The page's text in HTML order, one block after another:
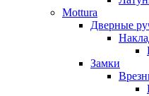
Mottura
Дверные
Замки